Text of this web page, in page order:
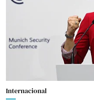
Internacional